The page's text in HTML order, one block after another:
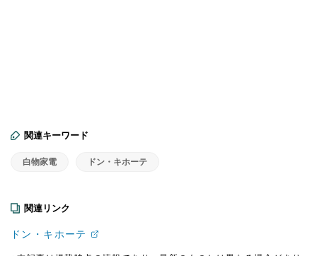
関連キーワード
白物家電 ドン・キホーテ
関連リンク
ドン・キホーテ